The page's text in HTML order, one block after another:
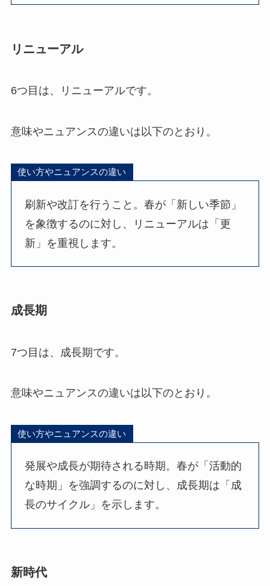
リニューアル
6つ目は、リニューアルです。
意味やニュアンスの違いは以下のとおり。
使い方やニュアンスの違い
刷新や改訂を行うこと。春が「新しい季節」
を象徴するのに対し、リニューアルは「更
新」を重視します。
成長期
7つ目は、成長期です。
意味やニュアンスの違いは以下のとおり。
使い方やニュアンスの違い
発展や成長が期待される時期。春が「活動的
な時期」を強調するのに対し、成長期は「成
長のサイクル」を示します。
新時代